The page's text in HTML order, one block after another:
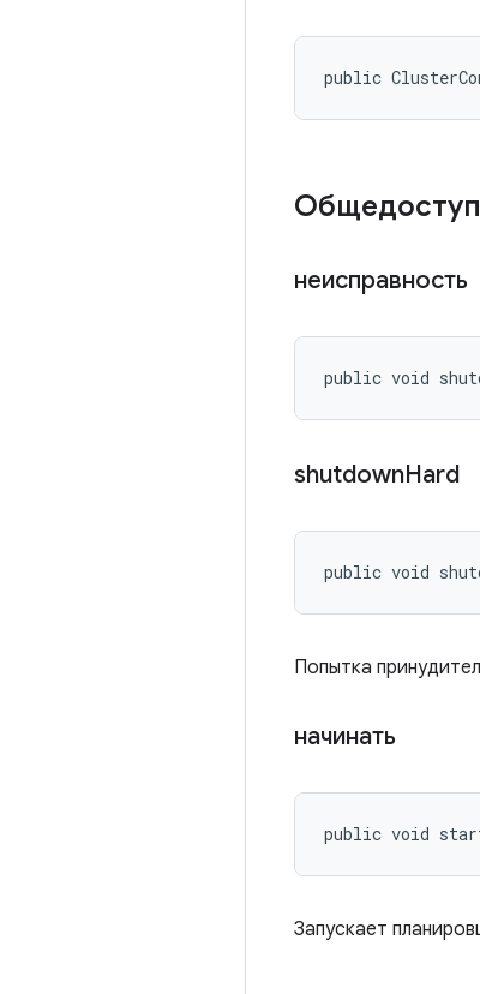
public
неисправность
public void
shutdownHard
public void
Попытка
начинать
public void
Запускает